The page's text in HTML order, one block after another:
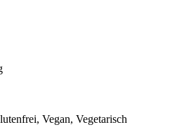
Vegan, Vegetarisch